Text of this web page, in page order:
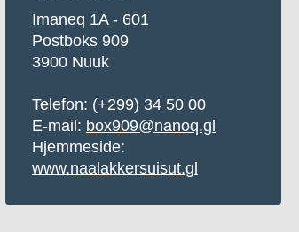
Imaneq 1A - 601
Postboks 909
3900 Nuuk
Telefon: (+299) 34 50 00
E-mail: box909@nanoq.gl
Hjemmeside:
www.naalakkersuisut.gl